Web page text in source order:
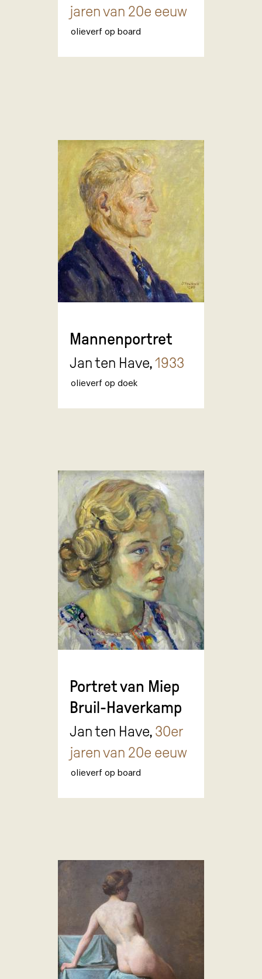
jaren van 20e eeuw
olieverf op board
Mannenportret
Jan ten Have,1933
olieverf op doek
Portret van Miep
Bruil-Haverkamp
Jan ten Have, 30er
jaren van 20e eeuw
olieverf op board